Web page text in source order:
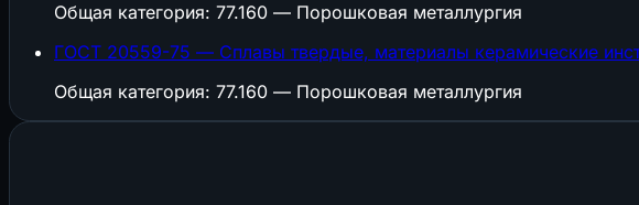
Общая категория: 77.160 — Порошковая металлургия
ГОСТ 20559-75 — Сплавы твердые, материалы керамические
Общая категория: 77.160 — Порошковая металлургия